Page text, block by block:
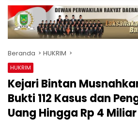
Beranda HUKRIM
HUKRIM
Kejari Bintan
Bukti 112 Kasus dan
Uang Hingga Rp 4 Miliar